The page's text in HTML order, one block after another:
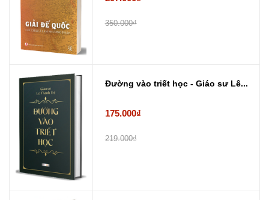
350.000₫
Đường vào triết học - Giáo sư Lê...
175.000₫
219.000₫